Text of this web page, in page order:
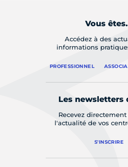
Vous
Accédez à des
informations
PROFESSIONNEL
Les newsletters
Recevez
l'actualité de vos
S'INSCRIRE